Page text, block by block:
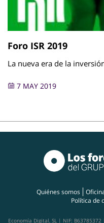
Foro ISR 2019
La nueva era de la
7 MAY 2019
Quiénes somos
Política de
Economía Digital, SL | NIF: